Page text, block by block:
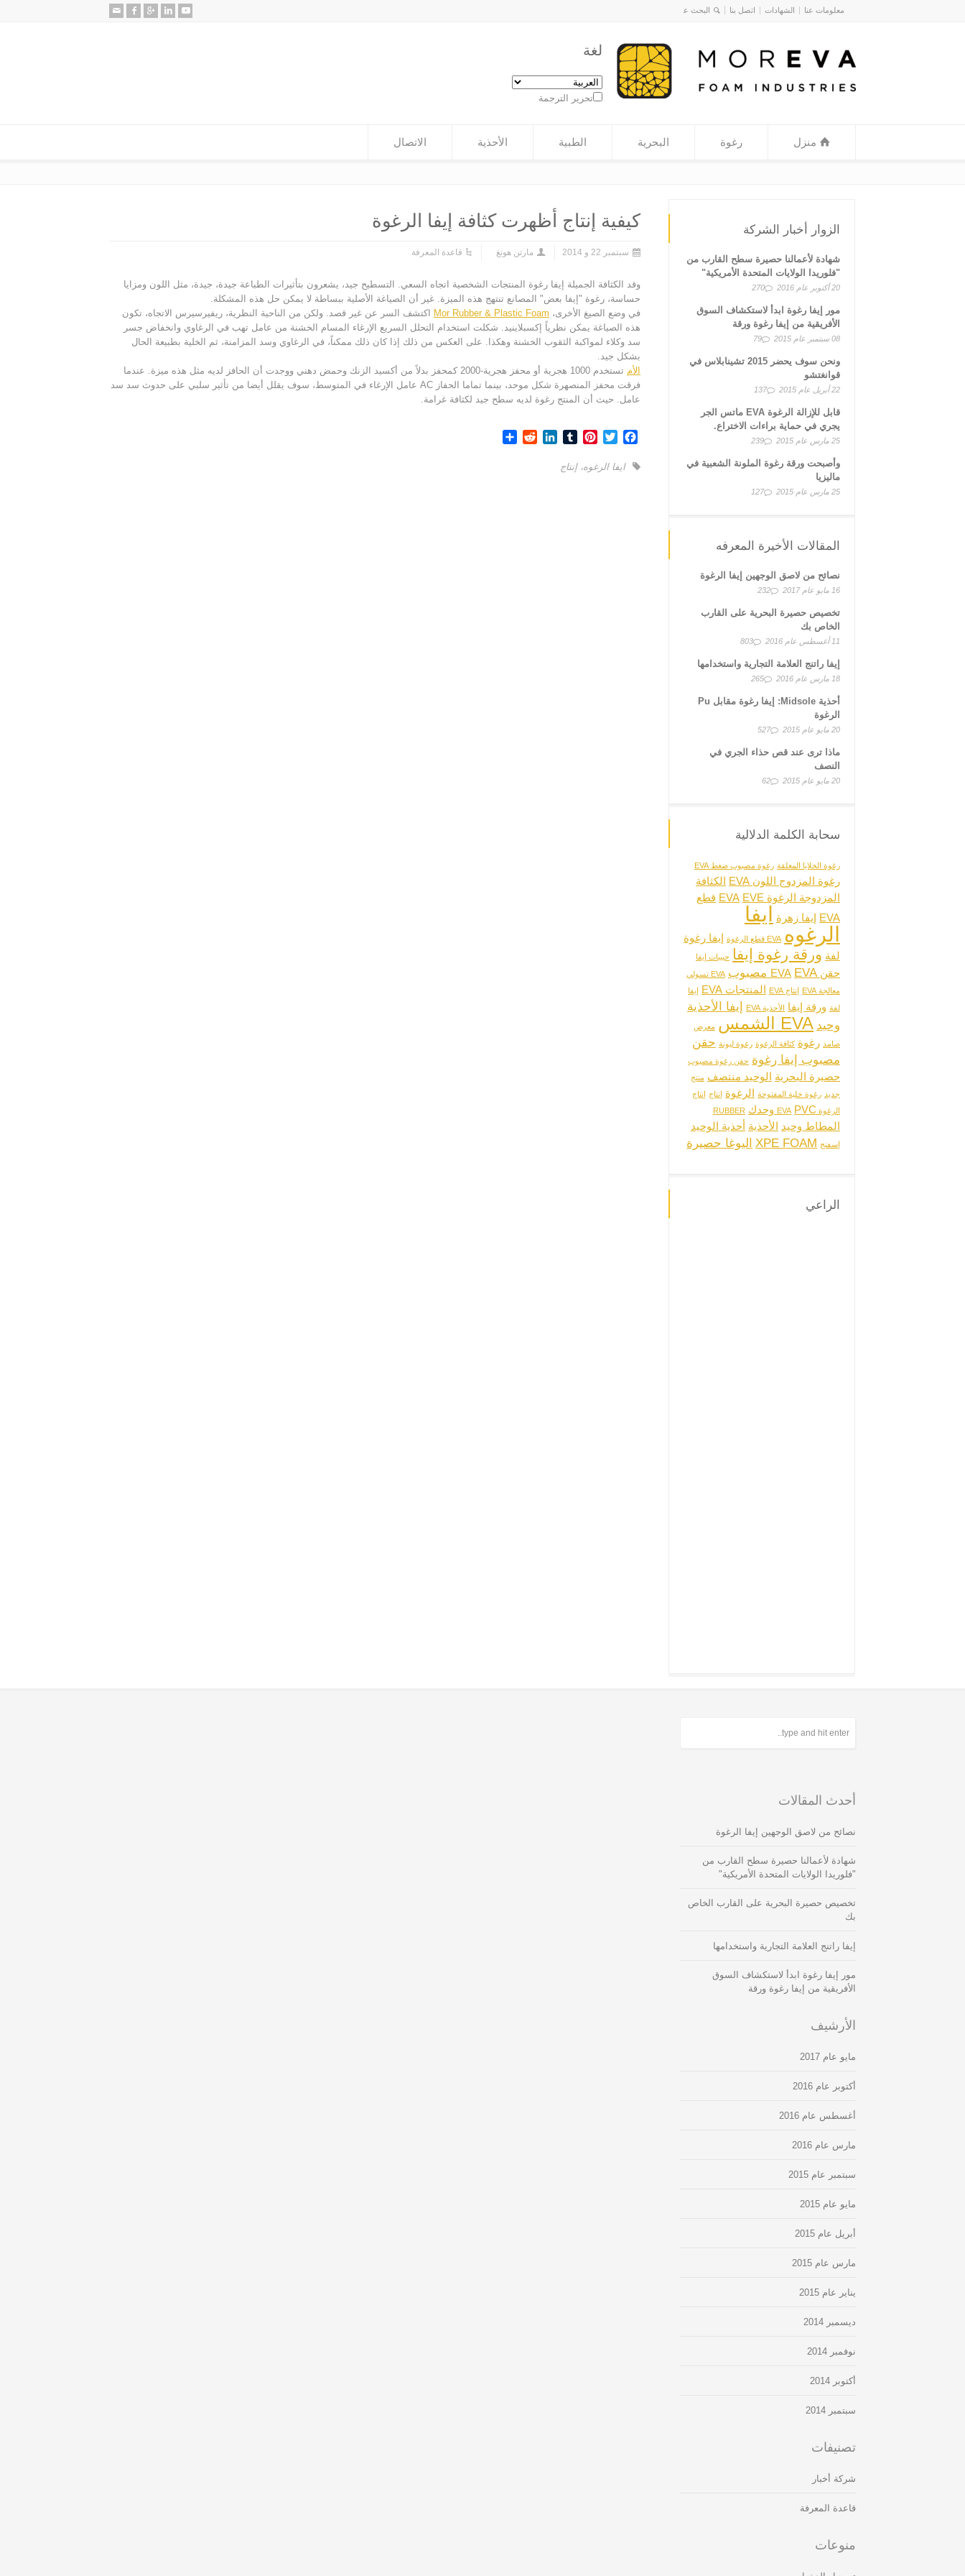
معلومات عنا الشهادات اتصل بنا
لغة
تحرير الترجمة
منزل رغوة البحرية الطبية الأحذية الاتصال
كيفية إنتاج أظهرت كثافة إيفا الرغوة
سبتمبر 22 و 2014 مارتن هونغ قاعدة المعرفة
وقد الكثافة الجميلة إيفا رغوة المنتجات الشخصية اتجاه السعي. التسطيح جيد، يشعرون بتأثيرات الطباعة جيدة، جيدة، مثل اللون ومزايا
حساسة، رغوة "إيفا بعض" المصانع تنتهج هذه الميزة. غير أن الصياغة الأصلية ببساطة لا يمكن حل هذه المشكلة.
في وضع الصيغ الأخرى، Mor Rubber & Plastic Foam
اكتشف السر عن غير قصد. ولكن من الناحية النظرية، ريفيرسيرس الاتجاه، تكون
هذه الصياغة يمكن نظرياً إكسبلاينيد. شكلت استخدام التحلل السريع الإرغاء المسام الخشنة من عامل تهب في الرغاوي وانخفاض جسر
سد وكلاء لمواكبة الثقوب الخشنة وهكذا. على العكس من ذلك إذا كان ذلك ممكناً، في الرغاوي وسد المزامنة، ثم الخلية بطبيعة الحال
بشكل جيد.
الأم
تستخدم 1000 هجرية أو محفز هجرية-2000 كمحفز بدلاً من أكسيد الزنك وحمض دهني ووجدت أن الحافز لديه مثل هذه ميزة. عندما
فرقت محفز المنصهرة شكل موحد، بينما تماما الحفاز AC عامل الإرغاء في المتوسط، سوف يقلل أيضا من تأثير سلبي على حدوث سد سد
عامل. حيث أن المنتج رغوة لديه سطح جيد لكثافة غرامة.
Facebook
Twitter
Pinterest
Tumblr
LinkedIn
Reddit
ايفا الرغوه،إنتاج
الزوار أخبار الشركة
شهادة لأعمالنا حصيرة سطح القارب من
"فلوريدا الولايات المتحدة الأمريكية"
20 أكتوبر عام 2016 270
مور إيفا رغوة ابدأ لاستكشاف السوق
الأفريقية من إيفا رغوة ورقة
08 سبتمبر عام 2015 79
ونحن سوف يحضر 2015 تشينابلاس في
قوانغتشو
22 أبريل عام 2015 137
قابل للإزالة الرغوة EVA ماتس الجر
يجري في حماية براءات الاختراع.
25 مارس عام 2015 239
وأصبحت ورقة رغوة الملونة الشعبية في
ماليزيا
25 مارس عام 2015 127
المقالات الأخيرة المعرفه
نصائح من لاصق الوجهين إيفا الرغوة
16 مايو عام 2017 232
تخصيص حصيرة البحرية على القارب
الخاص بك
11 أغسطس عام 2016 803
إيفا راتنج العلامة التجارية واستخدامها
18 مارس عام 2016 265
أحذية Midsole: إيفا رغوة مقابل Pu
الرغوة
20 مايو عام 2015 527
ماذا ترى عند قص حذاء الجري في
النصف
20 مايو عام 2015 62
سحابة الكلمة الدلالية
رغوة الخلايا المغلقة رغوة مصبوب ضغط EVA
رغوة المزدوج اللون EVA
الكثافة
المزدوجة الرغوة EVA EVE
قطع
EVA
إيفا زهرة ايفا
الرغوه EVA قطع الرغوة
إيفا رغوة
لفة ورقة رغوة إيفا حبيبات إيفا
حقن EVA EVA مصبوب
EVA تسولي
معالجة EVA
إنتاج EVA المنتجات EVA
إيفا
لفة ورقة إيفا الأحذية EVA
إيفا الأحذية
وحيد EVA الشمس
معرض
صامد رغوة كثافة الرغوة رغوة ليونة حقن
مصبوب إيفا رغوة حقن رغوة مصبوب
حصيرة البحرية الوحيد منتصف منتج
جديد رغوة خلية المفتوحة الرغوة إنتاج إنتاج
الرغوة EVA PVC وحدك RUBBER
المطاط وحيد الأحذية أحذية الوحيد
إسفنج XPE FOAM اليوغا حصيرة
الراعي
أحدث المقالات
نصائح من لاصق الوجهين إيفا الرغوة
شهادة لأعمالنا حصيرة سطح القارب من
"فلوريدا الولايات المتحدة الأمريكية"
تخصيص حصيرة البحرية على القارب الخاص
بك
إيفا راتنج العلامة التجارية واستخدامها
مور إيفا رغوة ابدأ لاستكشاف السوق
الأفريقية من إيفا رغوة ورقة
الأرشيف
مايو عام 2017
أكتوبر عام 2016
أغسطس عام 2016
مارس عام 2016
سبتمبر عام 2015
مايو عام 2015
أبريل عام 2015
مارس عام 2015
يناير عام 2015
ديسمبر 2014
نوفمبر 2014
أكتوبر 2014
سبتمبر 2014
تصنيفات
شركة أخبار
قاعدة المعرفة
منوعات